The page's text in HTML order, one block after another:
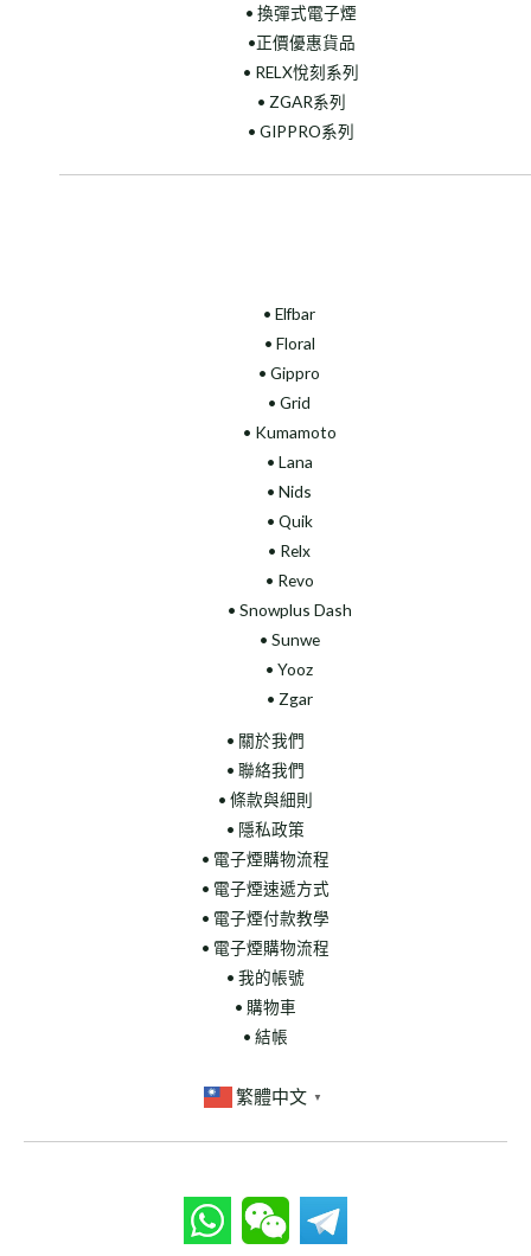
• 換彈式電子煙
•正價優惠貨品
• RELX悅刻系列
• ZGAR系列
• GIPPRO系列
• Elfbar
• Floral
• Gippro
• Grid
• Kumamoto
• Lana
• Nids
• Quik
• Relx
• Revo
• Snowplus Dash
• Sunwe
• Yooz
• Zgar
• 關於我們
• 聯絡我們
• 條款與細則
• 隱私政策
• 電子煙購物流程
• 電子煙速遞方式
• 電子煙付款教學
• 電子煙購物流程
• 我的帳號
• 購物車
• 結帳
繁體中文 ▼